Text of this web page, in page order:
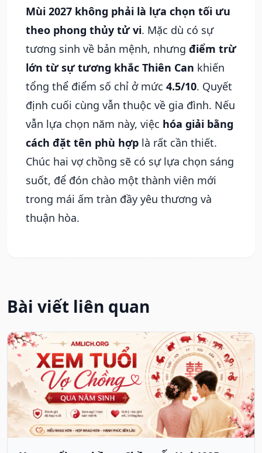
Mùi 2027 không phải là lựa chọn tối ưu
theo phong thủy tử vi. Mặc dù có sự
tương sinh về bản mệnh, nhưng điểm trừ
lớn từ sự tương khắc Thiên Can khiến
tổng thể điểm số chỉ ở mức 4.5/10. Quyết
định cuối cùng vẫn thuộc về gia đình. Nếu
vẫn lựa chọn năm này, việc hóa giải bằng
cách đặt tên phù hợp là rất cần thiết.
Chúc hai vợ chồng sẽ có sự lựa chọn sáng
suốt, để đón chào một thành viên mới
trong mái ấm tràn đầy yêu thương và
thuận hòa.
Bài viết liên quan